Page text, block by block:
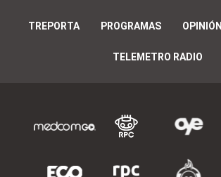
TREPORTA PROGRAMAS OPINIÓN
TELEMETRO RADIO